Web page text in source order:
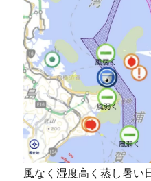
風なく湿度高く蒸し暑い